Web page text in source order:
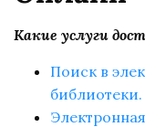
Какие услуги
Поиск в
библиотеки.